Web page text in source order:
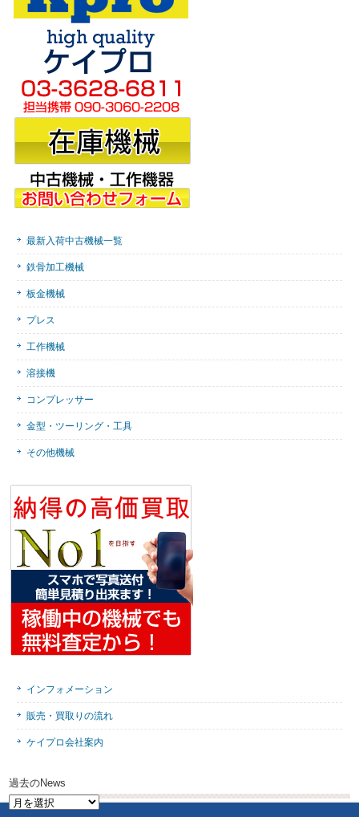
最新入荷中古機械一覧
鉄骨加工機械
板金機械
プレス
工作機械
溶接機
コンプレッサー
金型・ツーリング・工具
その他機械
インフォメーション
販売・買取りの流れ
ケイプロ会社案内
過去のNews
過